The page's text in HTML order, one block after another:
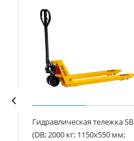
Гидравлическая тележка SB
(DB; 2000 кг; 1150х550 мм;